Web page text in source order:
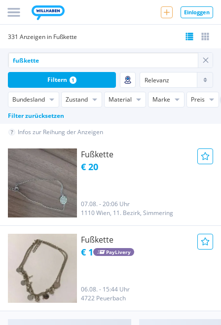
Einloggen
331 Anzeigen in Fußkette
Bundesland Zustand Material Marke
Preis
Filter zurücksetzen
Filtern 1
Infos zur Reihung der Anzeigen
Fußkette
€ 20
07.08. - 20:06 Uhr
1110 Wien, 11. Bezirk, Simmering
Fußkette
€ 1 PayLivery
06.08. - 15:44 Uhr
4722 Peuerbach